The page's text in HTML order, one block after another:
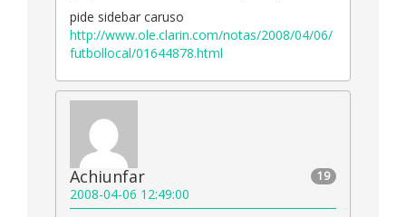
pide sidebar caruso
http://www.ole.clarin.com/notas/2008/04/06/
futbollocal/01644878.html
19
Achiunfar
2008-04-06 12:49:00